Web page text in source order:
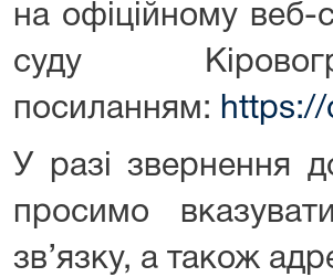
на офіційному веб-
суду
посиланням:
У разі звернення
просимо
зв’язку, а також